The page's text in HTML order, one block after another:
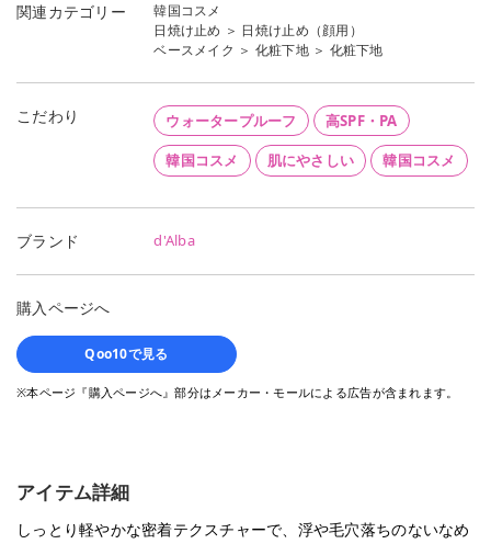
関連カテゴリー
韓国コスメ
日焼け止め ＞ 日焼け止め（顔用）
ベースメイク ＞ 化粧下地＞ 化粧下地
こだわり ウォータープルーフ 高SPF・PA
韓国コスメ 肌にやさしい 韓国コスメ
ブランド d'Alba
購入ページへ
Qoo10で見る
※本ページ『購入ページへ』部分はメーカー・モールによる広告が含まれます。
アイテム詳細
しっとり軽やかな密着テクスチャーで、浮や毛穴落ちのないなめ